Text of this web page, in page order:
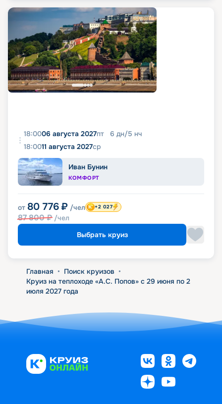
18:0006 августа 2027пт 6 дн/5 нч
18:0011 августа 2027ср
Иван Бунин
КОМФОРТ
от 80 776 ₽ /чел
87 800₽ /чел
+2 027
Выбрать круиз
Главная • Поиск круизов •
Круиз на теплоходе «А.С. Попов» с 29 июня по 2
июля 2027 года